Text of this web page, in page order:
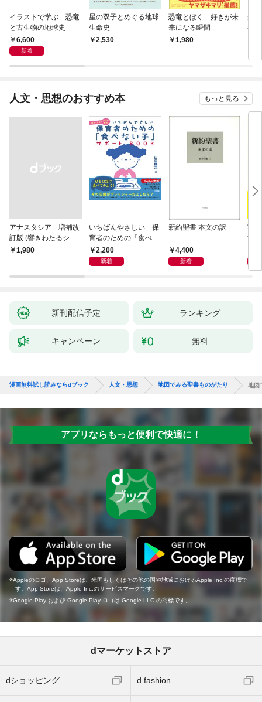
イラストで学ぶ 恐竜
と古生物の地球史
6,600
新着
星の双子とめぐる地球
生命史
2,530
恐竜とぼく 好きが未
来になる瞬間
1,980
知
行
人文・思想のおすすめ本 もっと見る
アナスタシア 増補改
訂版 (響きわたるシベ
リア杉シリーズ 1)
￥1,980
いちばんやさしい 保
育者のための「食べな
い子」サポートＢＯＯ
Ｋ 偏食・少食のお悩
2,200
新着
新約聖書 本文の訳
4,400
新着
実
す
新刊配信予定 ランキング
キャンペーン 無料
漫画無料試し読みならdブック 人文・思想 地図でみる聖書ものがたり 地図
アプリならもっと便利で快適に！
Appleのロゴ、App Storeは、米国もしくはその他の国や地域におけるApple Inc.の商標で
す。App Storeは、Apple Inc.のサービスマークです。
Google Play および Google Play ロゴは Google LLC の商標です。
dマーケットストア
dショッピング d fashion